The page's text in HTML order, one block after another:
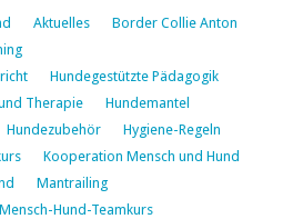
Aktuelles
Border Collie Anton
Hundegestützte Pädagogik
Therapie
Hundemantel
Hundezubehör
Hygiene-Regeln
Kooperation Mensch und Hund
Mantrailing
Mensch-Hund-Teamkurs